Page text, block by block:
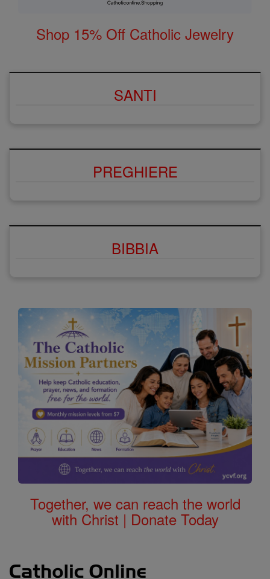
Shop 15% Off Catholic Jewelry
SANTI
PREGHIERE
BIBBIA
Together, we can reach the world
with Christ | Donate Today